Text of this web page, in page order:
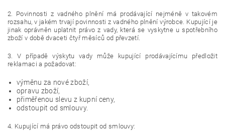
2. Povinnosti z vadného plnění má prodávající nejméně v takovém
rozsahu, v jakém trvají povinnosti z vadného plnění výrobce. Kupující je
jinak oprávněn uplatnit právo z vady, která se vyskytne u spotřebního
zboží v době dvaceti čtyř měsíců od převzetí.
3. V případě výskytu vady může kupující prodávajícímu předložit
reklamaci a požadovat:
výměnu za nové zboží,
opravu zboží,
přiměřenou slevu z kupní ceny,
odstoupit od smlouvy.
4. Kupující má právo odstoupit od smlouvy: